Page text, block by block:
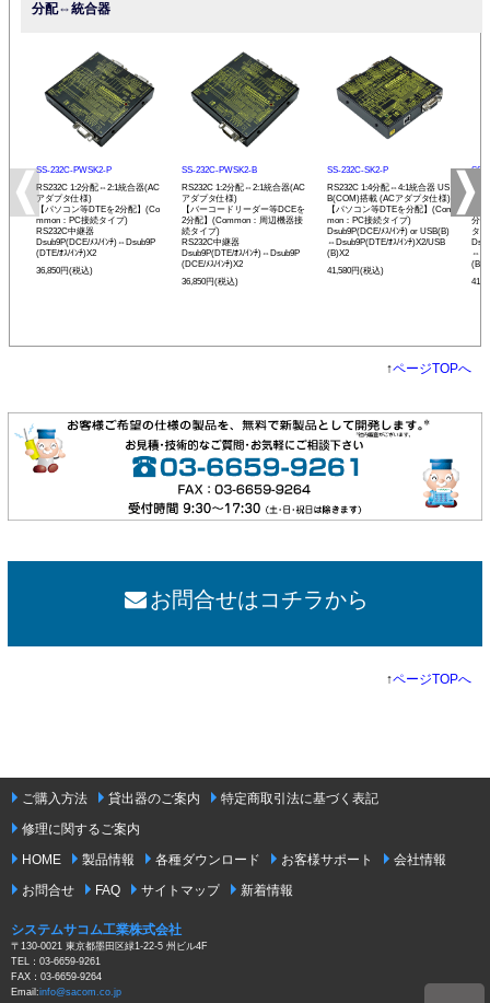
分配⇔統合器
SS-232C-PWSK2-P
RS232C 1:2分配⇔2:1統合器(AC
アダプタ仕様)
【パソコン等DTEを2分配】(Co
mmon：PC接続タイプ)
RS232C中継器
Dsub9P(DCE/ﾒｽ/ｲﾝﾁ)⇔Dsub9P
(DTE/ｵｽ/ｲﾝﾁ)X2
36,850円(税込)
SS-232C-PWSK2-B
RS232C 1:2分配⇔2:1統合器(AC
アダプタ仕様)
【バーコードリーダー等DCEを
2分配】(Common：周辺機器接
続タイプ)
RS232C中継器
Dsub9P(DTE/ｵｽ/ｲﾝﾁ)⇔Dsub9P
(DCE/ﾒｽ/ｲﾝﾁ)X2
36,850円(税込)
SS-232C-SK2-P
RS232C 1:4分配⇔4:1統合器 US
B(COM)搭載 (ACアダプタ仕様)
【パソコン等DTEを分配】(Com
mon：PC接続タイプ)
Dsub9P(DCE/ﾒｽ/ｲﾝﾁ) or USB(B)
⇔Dsub9P(DTE/ｵｽ/ｲﾝﾁ)X2/USB
(B)X2
41,580円(税込)
SS-
分
タ
↑ページTOPへ
お問合せはコチラから
↑ページTOPへ
ご購入方法 貸出器のご案内
特定商取引法に基づく表記
修理に関するご案内
HOME
製品情報 各種ダウンロード お客様サポート
会社情報
お問合せ
FAQ サイトマップ 新着情報
システムサコム工業株式会社
〒130-0021 東京都墨田区緑1-22-5 州ビル4F
TEL：03-6659-9261
FAX：03-6659-9264
Email:info@sacom.co.jp